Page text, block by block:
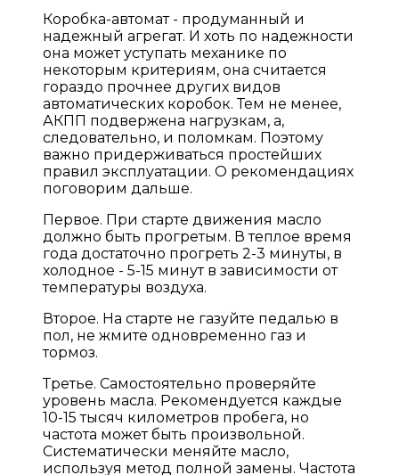
Коробка-автомат - продуманный и
надежный агрегат. И хоть по надежности
она может уступать механике по
некоторым критериям, она считается
гораздо прочнее других видов
автоматических коробок. Тем не менее,
АКПП подвержена нагрузкам, а,
следовательно, и поломкам. Поэтому
важно придерживаться простейших
правил эксплуатации. О рекомендациях
поговорим дальше.
Первое. При старте движения масло
должно быть прогретым. В теплое время
года достаточно прогреть 2-3 минуты, в
холодное - 5-15 минут в зависимости от
температуры воздуха.
Второе. На старте не газуйте педалью в
пол, не жмите одновременно газ и
тормоз.
Третье. Самостоятельно проверяйте
уровень масла. Рекомендуется каждые
10-15 тысяч километров пробега, но
частота может быть произвольной.
Систематически меняйте масло,
используя метод полной замены. Частота